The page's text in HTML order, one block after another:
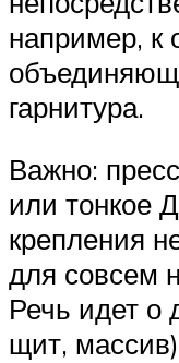
например, к
гарнитура.
Важно:
или тонкое
крепления
для совсем
Речь идет о
щит,